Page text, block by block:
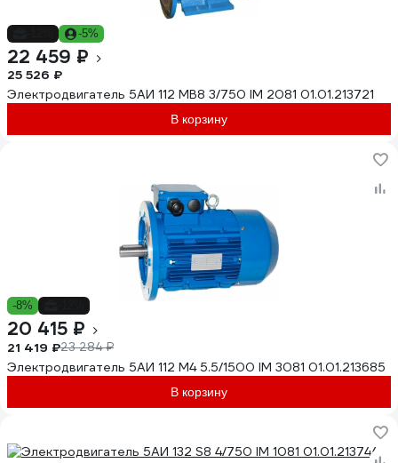
-5%
22 459 ₽
25 526 ₽
Электродвигатель 5АИ 112 МВ8 3/750 IM 2081 01.01.213721
В корзину
-8%
20 415 ₽
21 419 ₽23 284 ₽
Электродвигатель 5АИ 112 М4 5.5/1500 IM 3081 01.01.213685
В корзину